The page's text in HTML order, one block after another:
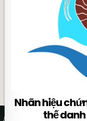
Nhãn hiệu
thế